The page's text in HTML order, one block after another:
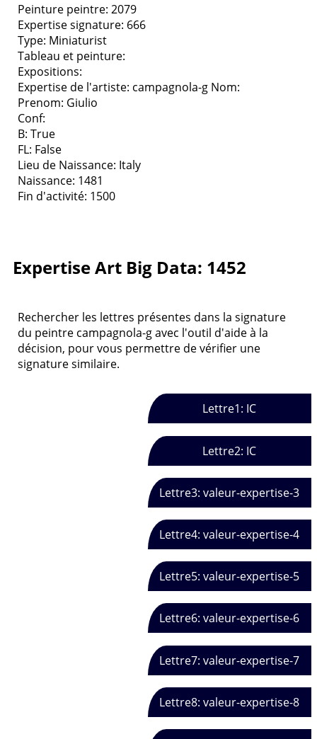
Peinture peintre: 2079
Expertise signature: 666
Type: Miniaturist
Tableau et peinture:
Expositions:
Expertise de l'artiste: campagnola-g Nom:
Prenom: Giulio
Conf:
B: True
FL: False
Lieu de Naissance: Italy
Naissance: 1481
Fin d'activité: 1500
Expertise Art Big Data: 1452
Rechercher les lettres présentes dans la signature
du peintre campagnola-g avec l'outil d'aide à la
décision, pour vous permettre de vérifier une
signature similaire.
Lettre1: IC
Lettre2: IC
Lettre3: valeur-expertise-3
Lettre4: valeur-expertise-4
Lettre5: valeur-expertise-5
Lettre6: valeur-expertise-6
Lettre7: valeur-expertise-7
Lettre8: valeur-expertise-8